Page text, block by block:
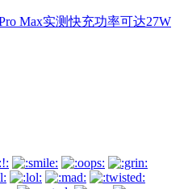
Max实测快充功率可达27W